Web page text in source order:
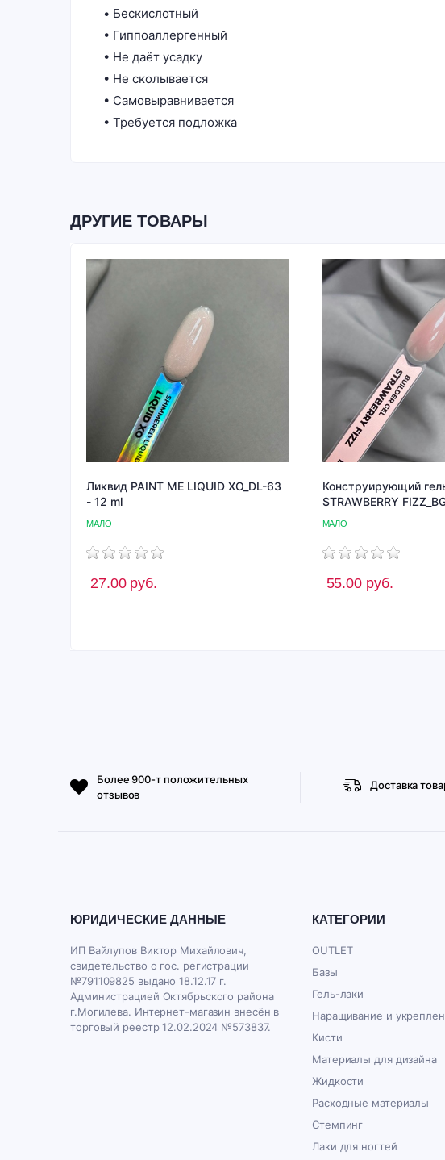
• Бескислотный
• Гиппоаллергенный
• Не даёт усадку
• Не сколывается
• Самовыравнивается
• Требуется подложка
ДРУГИЕ ТОВАРЫ
Ликвид PAINT ME LIQUID XO_DL-63
- 12 ml
МАЛО
27.00 руб.
Конструирующий
STRAWBERRY
МАЛО
55.00 руб.
Более 900-т положительных
отзывов
Доставка
ЮРИДИЧЕСКИЕ ДАННЫЕ
ИП Вайлупов Виктор Михайлович,
свидетельство о гос. регистрации
№791109825 выдано 18.12.17 г.
Администрацией Октябрьского района
г.Могилева. Интернет-магазин внесён в
торговый реестр 12.02.2024 №573837.
КАТЕГОРИИ
OUTLET
Базы
Гель-лаки
Наращивание и
Кисти
Материалы для дизайна
Жидкости
Расходные материалы
Стемпинг
Лаки для ногтей